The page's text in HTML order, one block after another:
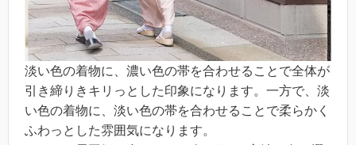
淡い色の着物に、濃い色の帯を合わせることで全体が
引き締りきキリっとした印象になります。一方で、淡
い色の着物に、淡い色の帯を合わせることで柔らかく
ふわっとした雰囲気になります。